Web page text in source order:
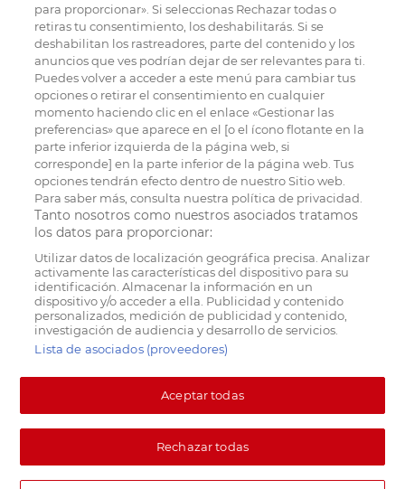
para proporcionar». Si seleccionas Rechazar todas o
retiras tu consentimiento, los deshabilitarás. Si se
deshabilitan los rastreadores, parte del contenido y los
anuncios que ves podrían dejar de ser relevantes para ti.
Puedes volver a acceder a este menú para cambiar tus
opciones o retirar el consentimiento en cualquier
momento haciendo clic en el enlace «Gestionar las
preferencias» que aparece en el [o el ícono flotante en la
parte inferior izquierda de la página web, si
corresponde] en la parte inferior de la página web. Tus
opciones tendrán efecto dentro de nuestro Sitio web.
Para saber más, consulta nuestra política de privacidad.
Tanto nosotros como nuestros asociados tratamos
los datos para proporcionar:
Utilizar datos de localización geográfica precisa. Analizar
activamente las características del dispositivo para su
identificación. Almacenar la información en un
dispositivo y/o acceder a ella. Publicidad y contenido
personalizados, medición de publicidad y contenido,
investigación de audiencia y desarrollo de servicios.
Lista de asociados (proveedores)
Aceptar todas
Rechazar todas